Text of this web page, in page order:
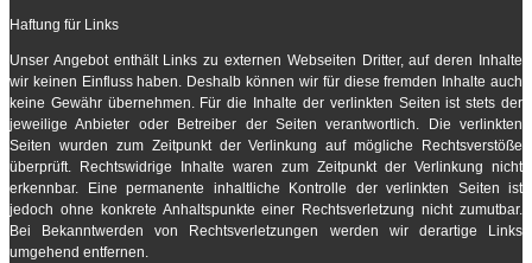
Haftung für Links
Unser Angebot enthält Links zu externen Webseiten Dritter, auf deren Inhalte
wir keinen Einfluss haben. Deshalb können wir für diese fremden Inhalte auch
keine Gewähr übernehmen. Für die Inhalte der verlinkten Seiten ist stets der
jeweilige Anbieter oder Betreiber der Seiten verantwortlich. Die verlinkten
Seiten wurden zum Zeitpunkt der Verlinkung auf mögliche Rechtsverstöße
überprüft. Rechtswidrige Inhalte waren zum Zeitpunkt der Verlinkung nicht
erkennbar. Eine permanente inhaltliche Kontrolle der verlinkten Seiten ist
jedoch ohne konkrete Anhaltspunkte einer Rechtsverletzung nicht zumutbar.
Bei Bekanntwerden von Rechtsverletzungen werden wir derartige Links
umgehend entfernen.